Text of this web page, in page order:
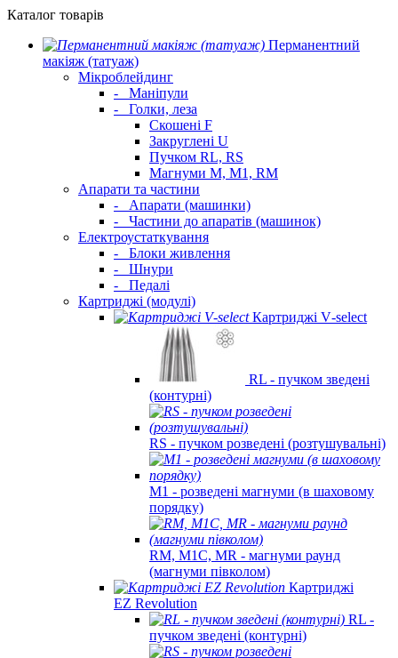
Каталог товарів
Перманентний
макіяж (татуаж)
Мікроблейдинг
-
Маніпули
-
Голки, леза
Скошені F
Закруглені U
Пучком RL, RS
Магнуми M, M1, RM
Апарати та частини
-
Апарати (машинки)
-
Частини до апаратів (машинок)
Електроустаткування
-
Блоки живлення
-
Шнури
-
Педалі
Картриджі (модулі)
Картриджі V‑select
RL - пучком зведені
(контурні)
RS - пучком розведені (розтушувальні)
M1 - розведені магнуми (в шаховому
порядку)
RM, M1C, MR - магнуми раунд
(магнуми півколом)
Картриджі
EZ Revolution
RL -
пучком зведені (контурні)